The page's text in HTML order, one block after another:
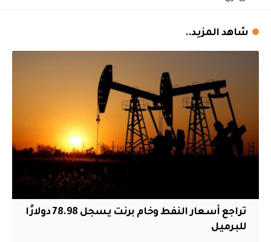
شاهد المزيد..
تراجع أسعار النفط وخام برنت يسجل 78.98 دولارًا
للبرميل